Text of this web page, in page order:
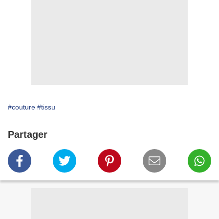
#couture #tissu
Partager